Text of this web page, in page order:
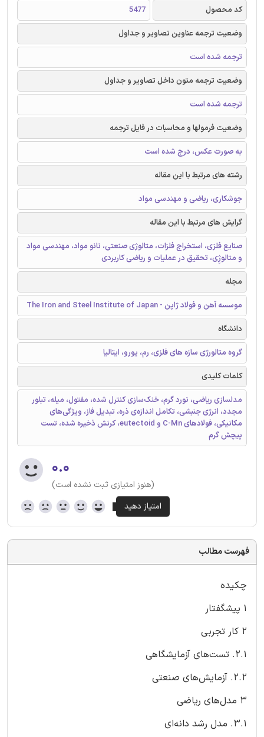
کد محصول
5477
وضعیت ترجمه عناوین تصاویر و جداول
ترجمه شده است
وضعیت ترجمه متون داخل تصاویر و جداول
ترجمه شده است
وضعیت فرمولها و محاسبات در فایل ترجمه
به صورت عکس، درج شده است
رشته های مرتبط با این مقاله
جوشکاری، ریاضی و مهندسی مواد
گرایش های مرتبط با این مقاله
صنایع فلزی، استخراج فلزات، متالوژی صنعتی، نانو مواد، مهندسی مواد
و متالوژِی، تحقیق در عملیات و ریاضی کاربردی
مجله
موسسه آهن و فولاد ژاپن - The Iron and Steel Institute of Japan
دانشگاه
گروه متالورژی سازه های فلزی، رم، یورو، ایتالیا
کلمات کلیدی
مدلسازی ریاضی، نورد گرم، خنک‌سازی کنترل شده، مفتول، میله، تبلور
مجدد، انرژی جنبشی، تکامل اندازه‌ی ذره، تبدیل فاز، ویژگی‌های
مکانیکی، فولادهای C-Mn و eutectoid، کرنش ذخیره شده، تست
پیچش گرم
۰.۰
(هنوز امتیازی ثبت نشده است)
فهرست مطالب
چکیده
۱ پیشگفتار
۲ کار تجربی
۲.۱. تست‌های آزمایشگاهی
۲.۲. آزمایش‌های صنعتی
۳ مدل‌های ریاضی
۳.۱. مدل رشد دانه‌ای